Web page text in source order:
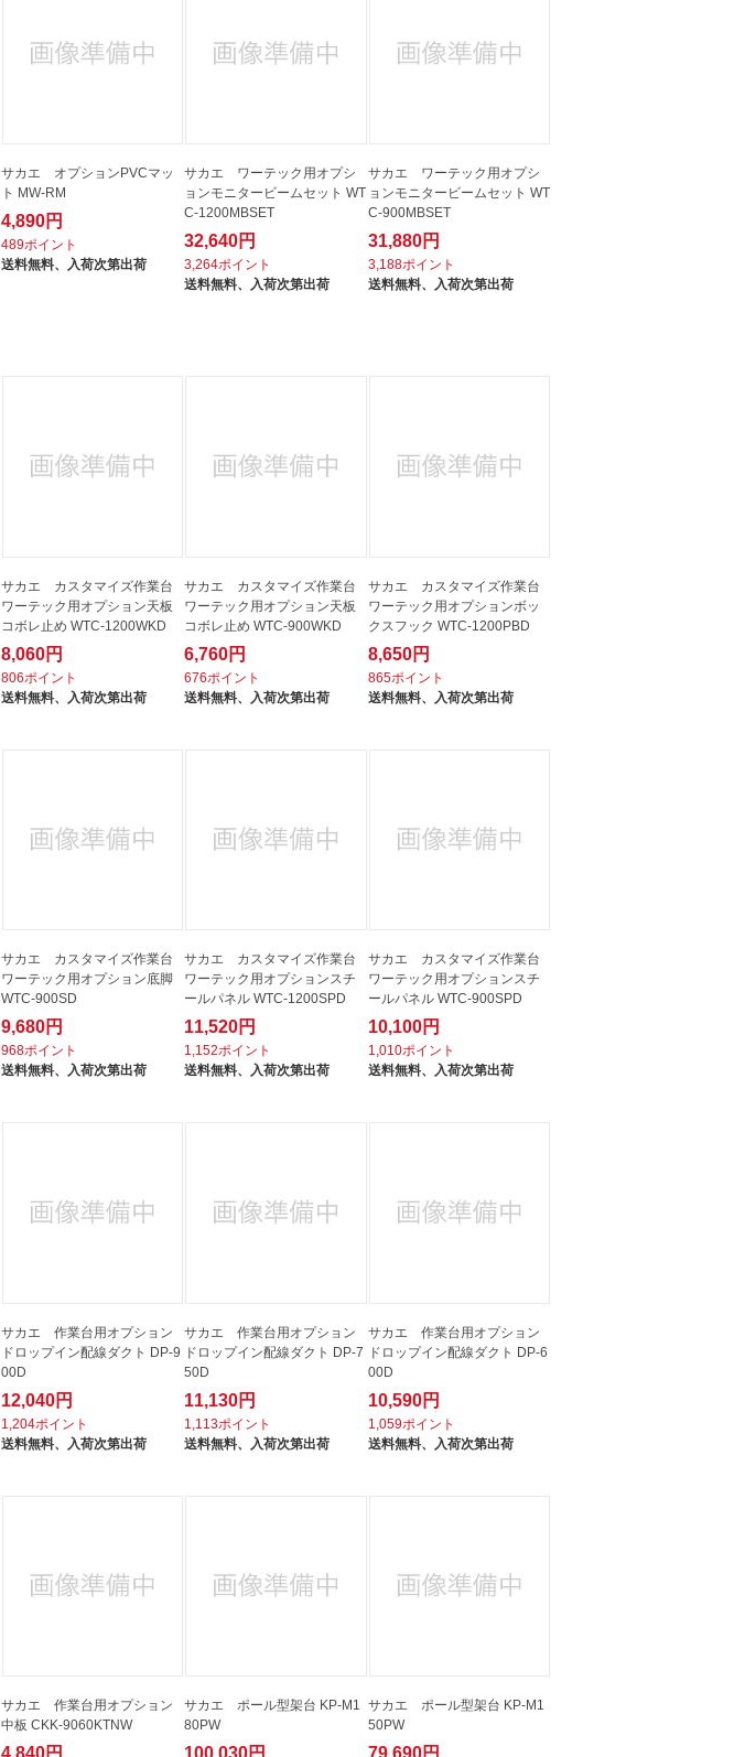
サカエ オプションPVCマッ
ト MW-RM
4,890円
489ポイント
送料無料、 入荷次第出荷
サカエ ワーテック用オプシ
ョンモニタービームセット WT
C-1200MBSET
32,640円
3,264ポイント
送料無料、 入荷次第出荷
サカエ ワーテック用オプシ
ョンモニタービームセット WT
C-900MBSET
31,880円
3,188ポイント
送料無料、
入荷次第出荷
サカエ カスタマイズ作業台
ワーテック用オプション天板
コボレ止め WTC-1200WKD
8,060円
806ポイント
送料無料、 入荷次第出荷
サカエ カスタマイズ作業台
ワーテック用オプション天板
コボレ止め WTC-900WKD
6,760円
676ポイント
送料無料、 入荷次第出荷
サカエ カスタマイズ作業台
ワーテック用オプションボッ
クスフック WTC-1200PBD
8,650円
865ポイント
送料無料、
入荷次第出荷
サカエ カスタマイズ作業台
ワーテック用オプション底脚
WTC-900SD
9,680円
968ポイント
送料無料、 入荷次第出荷
サカエ カスタマイズ作業台
ワーテック用オプションスチ
ールパネル WTC-1200SPD
11,520円
1,152ポイント
送料無料、 入荷次第出荷
サカエ カスタマイズ作業台
ワーテック用オプションスチ
ールパネル WTC-900SPD
10,100円
1,010ポイント
送料無料、
入荷次第出荷
サカエ 作業台用オプション
ドロップイン配線ダクト DP-9
00D
12,040円
1,204ポイント
送料無料、
入荷次第出荷
サカエ 作業台用オプション
ドロップイン配線ダクト DP-7
50D
11,130円
1,113ポイント
送料無料、
入荷次第出荷
サカエ 作業台用オプション
ドロップイン配線ダクト DP-6
00D
10,590円
1,059ポイント
送料無料、
入荷次第出荷
サカエ 作業台用オプション
中板 CKK-9060KTNW
4,840円
サカエ ポール型架台 KP-M1
80PW
100,030円
サカエ ポール型架台 KP-M1
50PW
79,690円